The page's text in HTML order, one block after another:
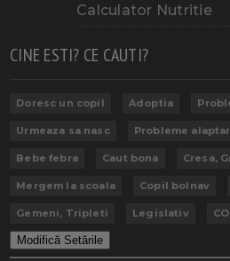
Calculator Nutritie
CINE ESTI? CE CAUTI?
Doresc un copil Adoptia
Urmeaza sa nasc Probleme
Bebe febra Caut bona Cresa,
Mergem la scoala Copil bolnav
Gemeni, Tripleti Legislativ
Modifică Setările